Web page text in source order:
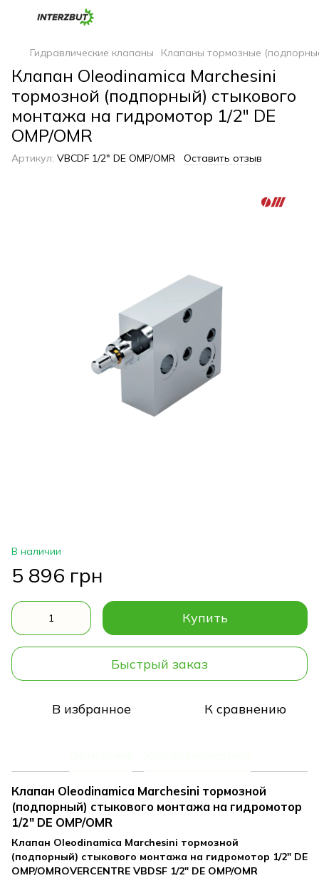
Гидравлические клапаны Клапаны тормозные
Клапан Oleodinamica Marchesini
тормозной (подпорный) стыкового
монтажа на гидромотор 1/2" DE
OMP/OMR
Артикул: VBCDF 1/2" DE OMP/OMR Оставить отзыв
В наличии
5 896 грн
Купить
Быстрый заказ
В избранное К сравнению
Клапан Oleodinamica Marchesini тормозной
(подпорный) стыкового монтажа на гидромотор
1/2" DE OMP/OMR
Клапан Oleodinamica Marchesini тормозной
(подпорный) стыкового монтажа на гидромотор 1/2" DE
OMP/OMROVERCENTRE VBDSF 1/2" DE OMP/OMR